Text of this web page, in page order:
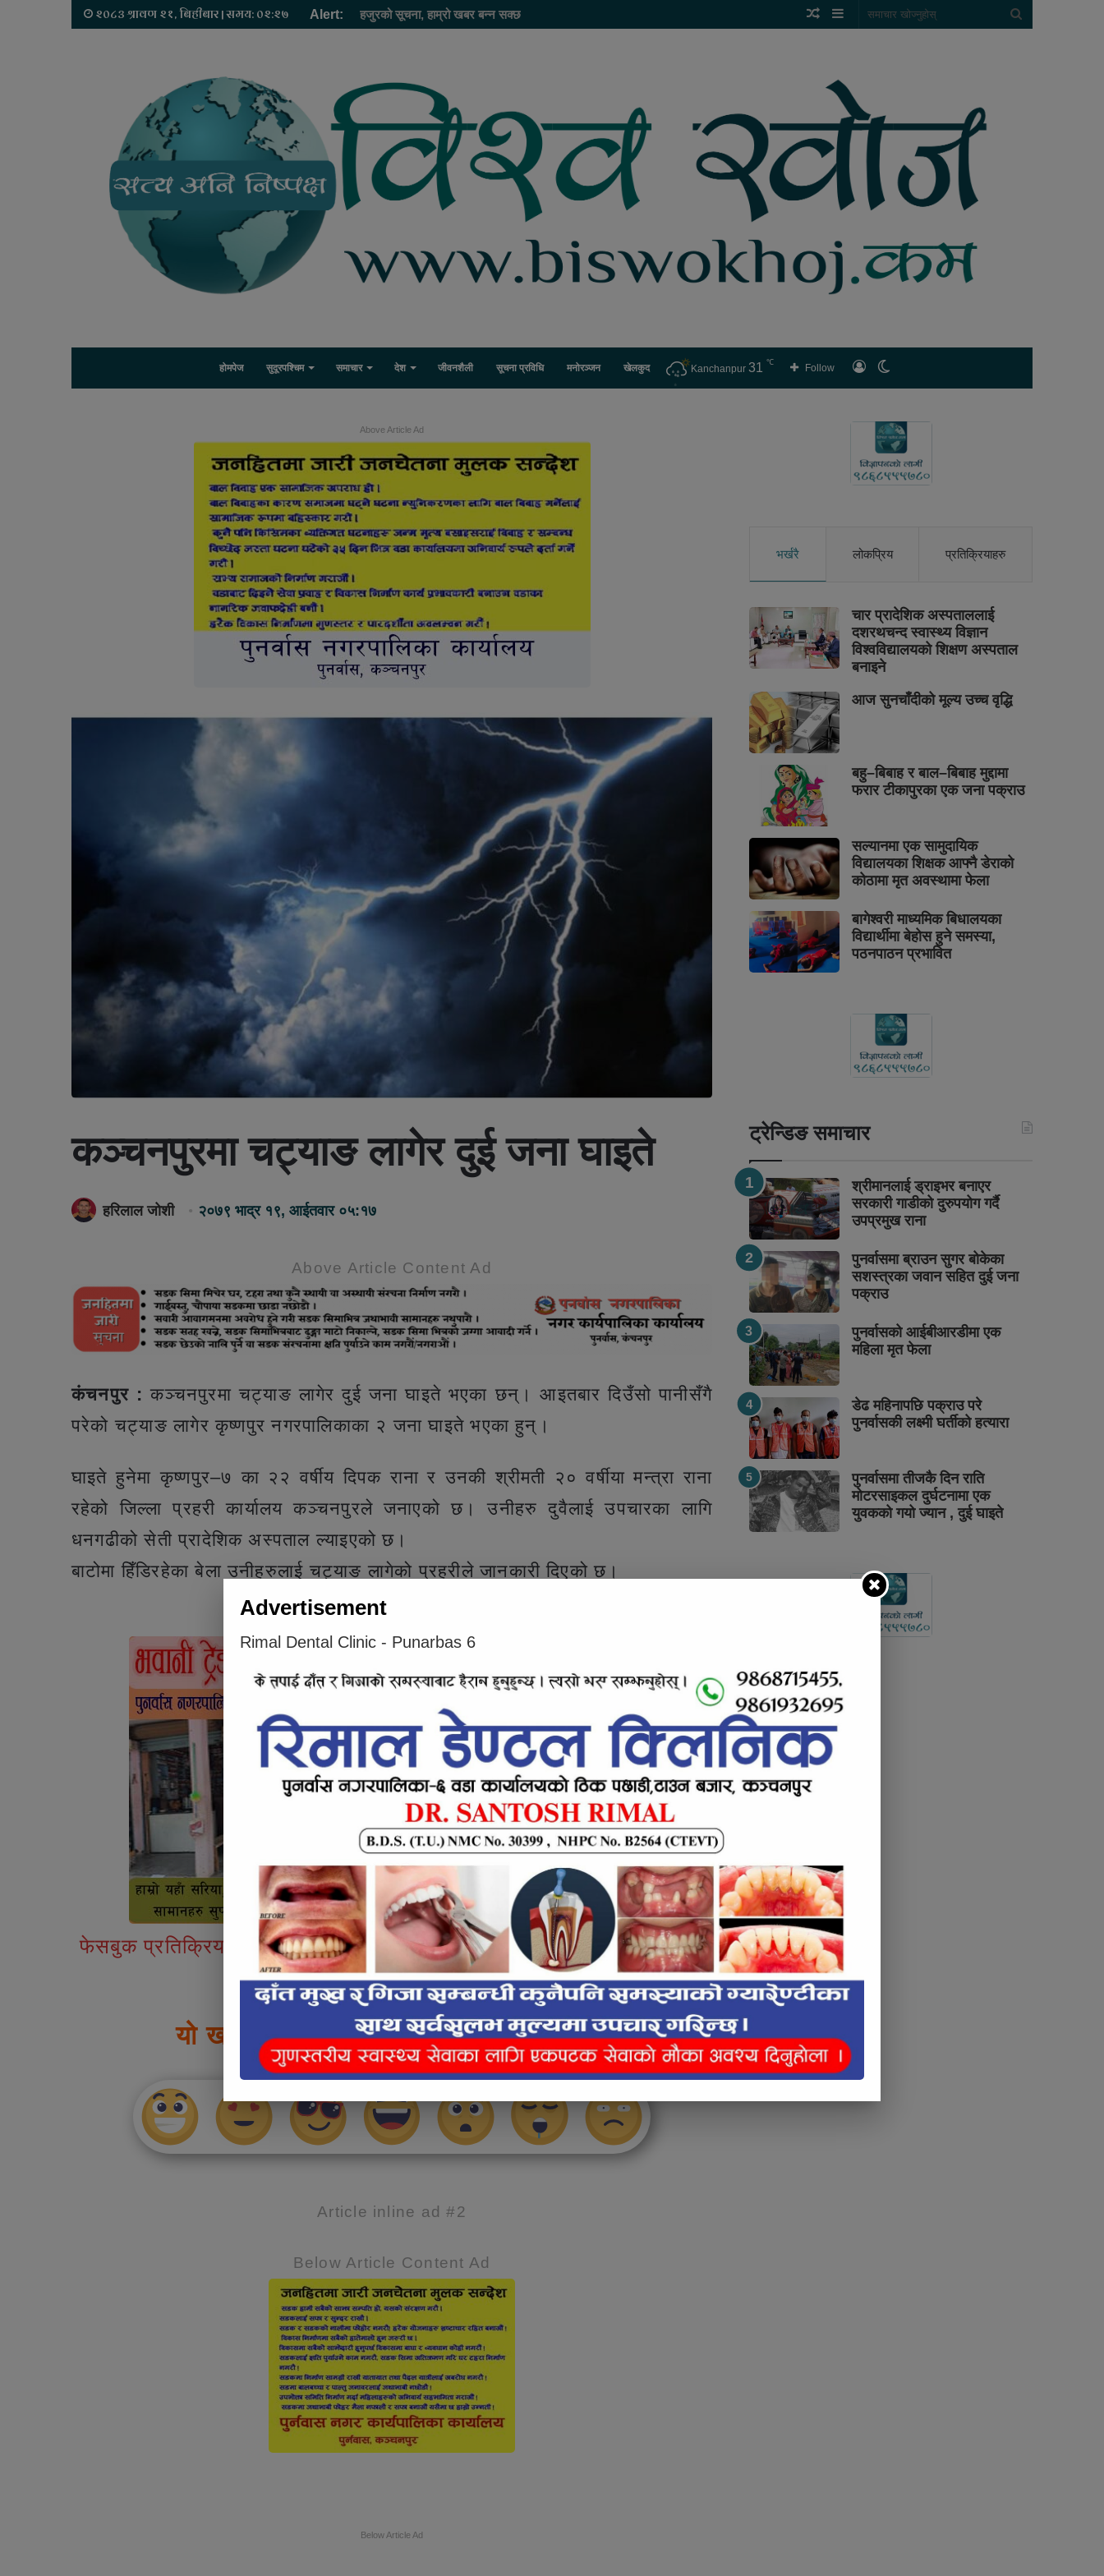
२०८३ श्रावण २१, बिहीबार | समय: ०२:२७ Alert: हजुरको सूचना, हाम्रो खबर बन्न सक्छ Sidebar
Random
होमपेज सुदूरपश्चिम समाचार देश जीवनशैली सूचना प्रविधि मनोरञ्जन खेलकुद लगइन
Follow
Kanchanpur 31 ℃
Above Article Ad
कञ्चनपुरमा चट्याङ लागेर दुई जना घाइते
हरिलाल जोशी २०७९ भाद्र १९, आईतवार ०५:१७
Above Article Content Ad
कंचनपुर :कञ्चनपुरमा चट्याङ लागेर दुई जना घाइते भएका छन्। आइतबार दिउँसो पानीसँगै
परेको चट्याङ लागेर कृष्णपुर नगरपालिकाका २ जना घाइते भएका हुन्।
घाइते हुनेमा कृष्णपुर–७ का २२ वर्षीय दिपक राना र उनकी श्रीमती २० वर्षीया मन्त्रा राना
रहेको जिल्ला प्रहरी कार्यालय कञ्चनपुरले जनाएको छ। उनीहरु दुवैलाई उपचारका लागि
धनगढीको सेती प्रादेशिक अस्पताल ल्याइएको छ।
बाटोमा हिँडिरहेका बेला उनीहरुलाई चट्याङ लागेको प्रहरीले जानकारी दिएको छ।
Article inline ad #1
फेसबुक प्रतिक्रियाहरु
यो खबर पढेर तपाईलाई कस्तो महसुस भयो ?
Article inline ad #2
Below Article Content Ad
Below Article Ad
भर्खरै लोकप्रिय प्रतिक्रियाहरु
चार प्रादेशिक अस्पताललाई
दशरथचन्द स्वास्थ्य विज्ञान
विश्वविद्यालयको शिक्षण अस्पताल
बनाइने
आज सुनचाँदीको मूल्य उच्च वृद्धि
बहु–बिबाह र बाल–बिबाह मुद्दामा
फरार टीकापुरका एक जना पक्राउ
सल्यानमा एक सामुदायिक
विद्यालयका शिक्षक आफ्नै डेराको
कोठामा मृत अवस्थामा फेला
बागेश्वरी माध्यमिक बिधालयका
विद्यार्थीमा बेहोस हुने समस्या,
पठनपाठन प्रभावित
ट्रेन्डिङ समाचार
श्रीमानलाई ड्राइभर बनाएर
सरकारी गाडीको दुरुपयोग गर्दै
उपप्रमुख राना
पुनर्वासमा ब्राउन सुगर बोकेका
सशस्त्रका जवान सहित दुई जना
पक्राउ
पुनर्वासको आईबीआरडीमा एक
महिला मृत फेला
डेढ महिनापछि पक्राउ परे
पुनर्वासकी लक्ष्मी घर्तीको हत्यारा
पुनर्वासमा तीजकै दिन राति
मोटरसाइकल दुर्घटनामा एक
युवकको गयो ज्यान , दुई घाइते
Advertisement
Rimal Dental Clinic - Punarbas 6